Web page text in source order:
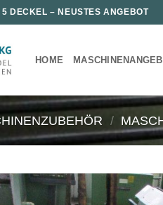
DECKEL – NEUSTES ANGEBOT
HOME
/